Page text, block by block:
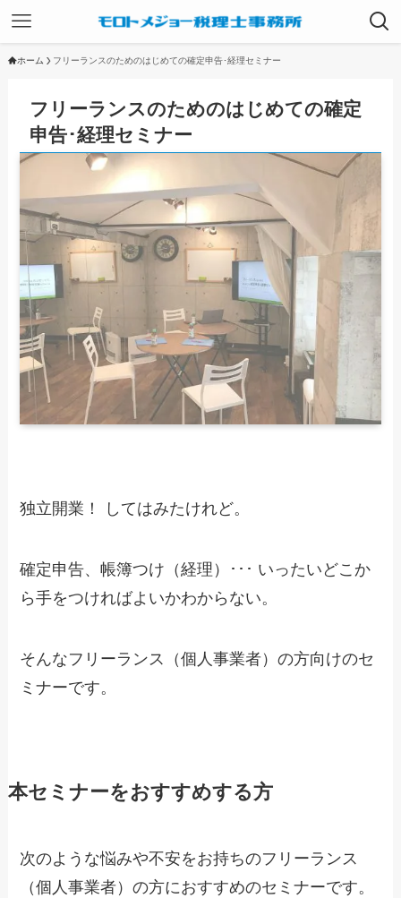
ホーム フリーランスのためのはじめての確定申告･経理セミナー
フリーランスのためのはじめての確定
申告･経理セミナー
独立開業！ してはみたけれど。
確定申告、帳簿つけ（経理）･･･ いったいどこか
ら手をつければよいかわからない。
そんなフリーランス（個人事業者）の方向けのセ
ミナーです。
本セミナーをおすすめする方
次のような悩みや不安をお持ちのフリーランス
（個人事業者）の方におすすめのセミナーです。